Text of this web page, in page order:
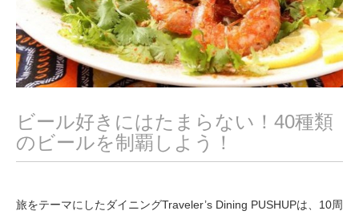
ビール好きにはたまらない！40種類
のビールを制覇しよう！
旅をテーマにしたダイニングTraveler’s Dining PUSHUPは、10周